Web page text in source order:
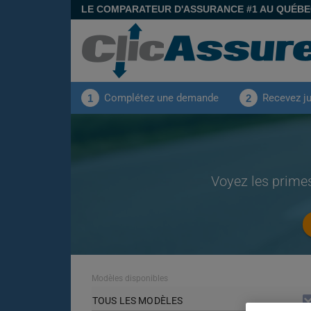
LE COMPARATEUR D'ASSURANCE #1 AU
1 Complétez une demande 2 Recevez
Voyez les
Modèles disponibles
TOUS LES MODÈLES